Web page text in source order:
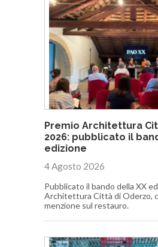
Premio Architettura
2026: pubblicato il
edizione
4 Agosto 2026
Pubblicato il bando della XX
Architettura Città di Oderzo,
menzione sul restauro.